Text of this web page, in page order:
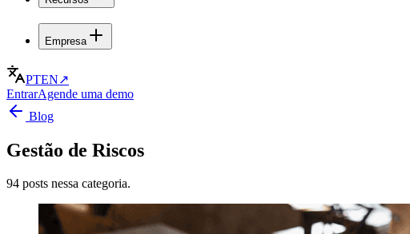
Empresa
PTEN↗
EntrarAgende uma demo
Blog
Gestão de Riscos
94 posts nessa categoria.